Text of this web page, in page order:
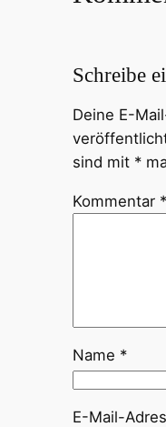
Schreibe
Deine E-
sind mit *
Kommentar *
Name *
E-Mail-